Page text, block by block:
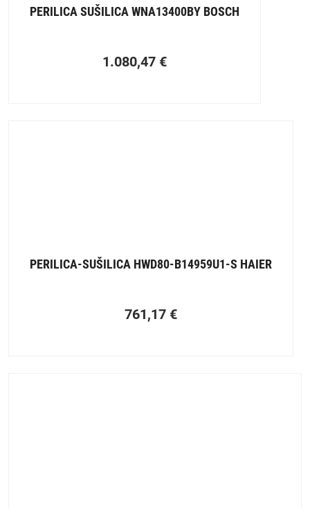
PERILICA SUŠILICA WNA13400BY BOSCH
1.080,47 €
PERILICA-SUŠILICA HWD80-B14959U1-S HAIER
761,17 €